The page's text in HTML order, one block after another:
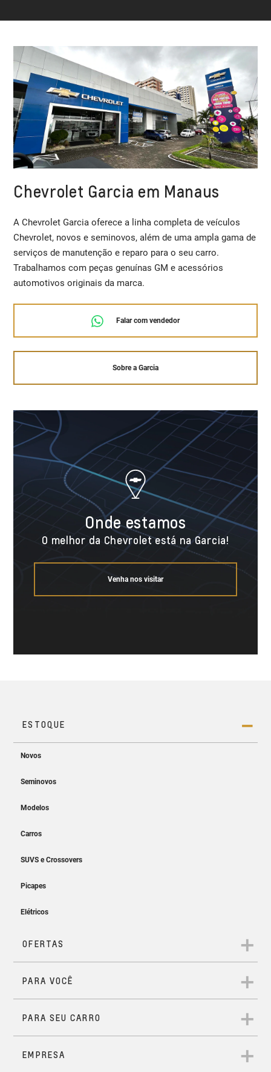
Chevrolet Garcia em Manaus
A Chevrolet Garcia oferece a linha completa de veículos
Chevrolet, novos e seminovos, além de uma ampla gama de
serviços de manutenção e reparo para o seu carro.
Trabalhamos com peças genuínas GM e acessórios
automotivos originais da marca.
Falar com vendedor
Sobre a Garcia
Onde estamos
O melhor da Chevrolet está na Garcia!
Venha nos visitar